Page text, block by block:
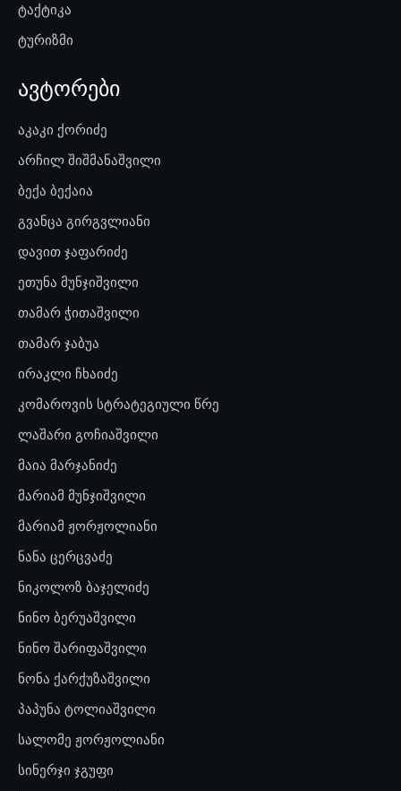
ტაქტიკა
ტურიზმი
ავტორები
აკაკი ქორიძე
არჩილ შიშმანაშვილი
ბექა ბექაია
გვანცა გირგვლიანი
დავით ჯაფარიძე
ეთუნა მუნჯიშვილი
თამარ ჭითაშვილი
თამარ ჯაბუა
ირაკლი ჩხაიძე
კომაროვის სტრატეგიული წრე
ლაშარი გოჩიაშვილი
მაია მარჯანიძე
მარიამ მუნჯიშვილი
მარიამ ჟორჟოლიანი
ნანა ცერცვაძე
ნიკოლოზ ბაჯელიძე
ნინო ბერუაშვილი
ნინო შარიფაშვილი
ნონა ქარქუზაშვილი
პაპუნა ტოლიაშვილი
სალომე ჟორჟოლიანი
სინერჯი ჯგუფი